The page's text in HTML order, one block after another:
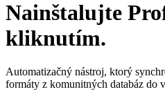
Nainštalujte
kliknutím.
Automatizačný nástroj, ktorý
formáty z komunitných databáz do